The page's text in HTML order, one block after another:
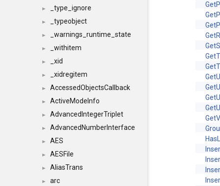
► _type_ignore
► _typeobject
► _warnings_runtime_state
► _withitem
► _xid
► _xidregitem
► AccessedObjectsCallback
► ActiveModeInfo
► AdvancedIntegerTriplet
► AdvancedNumberInterface
► AES
► AESFile
► AliasTrans
► arc